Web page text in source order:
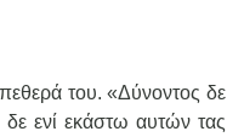
του. «Δύνοντος δε
δε ενί εκάστω αυτών τας